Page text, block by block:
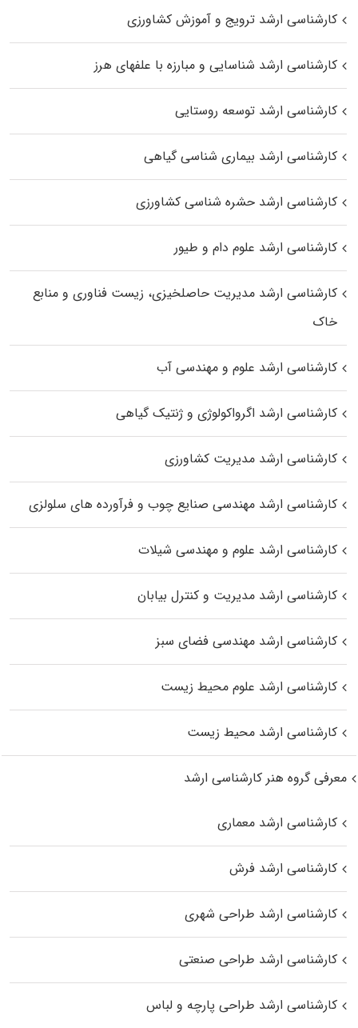
کارشناسی ارشد ترویج و آموزش کشاورزی
کارشناسی ارشد شناسایی و مبارزه با علفهای هرز
کارشناسی ارشد توسعه روستایی
کارشناسی ارشد بیماری‌ شناسی گیاهی
کارشناسی ارشد حشره‌ شناسی کشاورزی
کارشناسی ارشد علوم دام و طیور
کارشناسی ارشد مدیریت حاصلخیزی، زیست فناوری و منابع
خاک
کارشناسی ارشد علوم و مهندسی آب
کارشناسی ارشد اگرواکولوژی و ژنتیک گیاهی
کارشناسی ارشد مدیریت کشاورزی
کارشناسی ارشد مهندسی صنایع چوب و فرآورده‌ های سلولزی
کارشناسی ارشد علوم و مهندسی شیلات
کارشناسی ارشد مدیریت و کنترل بیابان
کارشناسی ارشد مهندسی فضای سبز
کارشناسی ارشد علوم محیط‌ زیست
کارشناسی ارشد محیط زیست
معرفی گروه هنر کارشناسی ارشد
کارشناسی ارشد معماری
کارشناسی ارشد فرش
کارشناسی ارشد طراحی شهری
کارشناسی ارشد طراحی صنعتی
کارشناسی ارشد طراحی پارچه و لباس